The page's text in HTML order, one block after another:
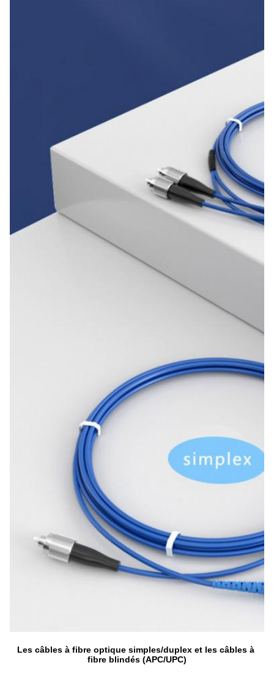
Les câbles à fibre optique simples/duplex et les câbles à
fibre blindés (APC/UPC)